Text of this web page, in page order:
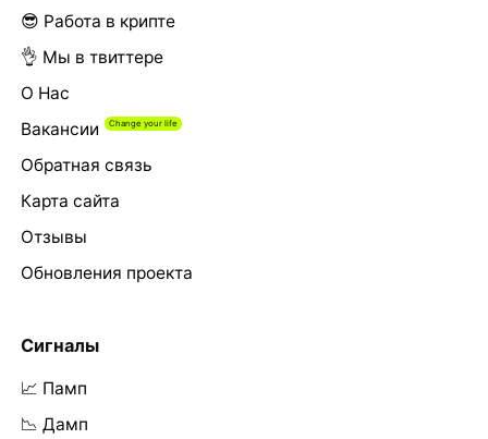
😎 Работа в крипте
👌 Мы в твиттере
О Нас
Вакансии
Обратная связь
Карта сайта
Отзывы
Обновления проекта
Сигналы
📈 Памп
📉 Дамп